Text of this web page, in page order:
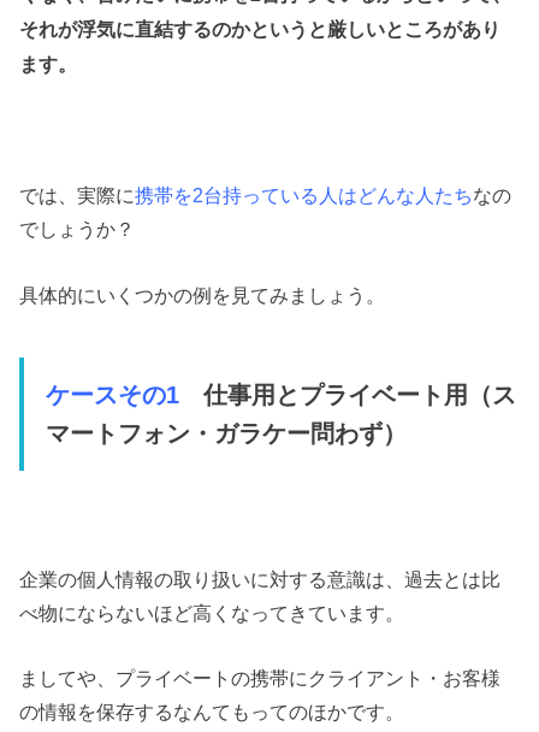
それが浮気に直結するのかというと厳しいところがあり
ます。
では、実際に携帯を2台持っている人はどんな人たちなの
でしょうか？
具体的にいくつかの例を見てみましょう。
ケースその1仕事用とプライベート用（ス
マートフォン・ガラケー問わず）
企業の個人情報の取り扱いに対する意識は、過去とは比
べ物にならないほど高くなってきています。
ましてや、プライベートの携帯にクライアント・お客様
の情報を保存するなんてもってのほかです。